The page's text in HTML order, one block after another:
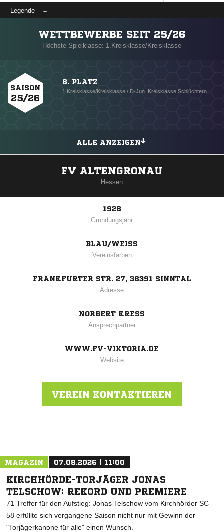
Legende
WETTBEWERBE SEIT 25/26
Höchste Spielklasse: 1.Kreisklasse/Kreisklasse
SAISON
25/26
8. PLATZ
1.Kreisklasse/Kreisklasse / D-Jun. Kreisklasse Schlüchtern
ALLE ANZEIGEN
FV ALTENGRONAU
Hessen
1928
Gründungsjahr
BLAU/WEISS
Vereinsfarben
FRANKFURTER STR. 27, 36391 SINNTAL
Adresse
NORBERT KRESS
Ansprechpartner
WWW.FV-VIKTORIA.DE
Website
VEREIN KONTAKTIEREN
MAGAZIN 07.08.2026 | 11:00
KIRCHHÖRDE-TORJÄGER JONAS
TELSCHOW: REKORD UND PREMIERE
71 Treffer für den Aufstieg: Jonas Telschow vom Kirchhörder SC
58 erfüllte sich vergangene Saison nicht nur mit Gewinn der
"Torjägerkanone für alle" einen Wunsch.